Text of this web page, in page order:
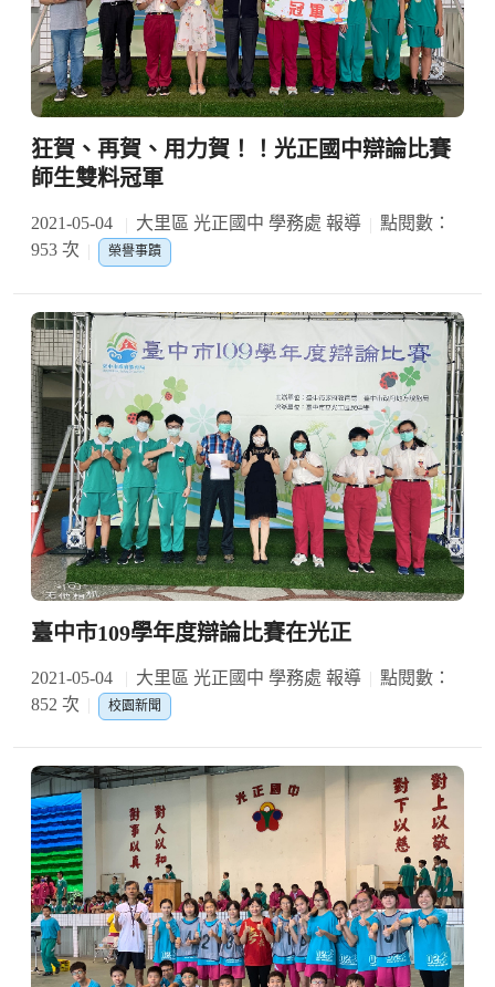
狂賀、再賀、用力賀！！光正國中辯論比賽
師生雙料冠軍
2021-05-04 大里區 光正國中 學務處 報導
點閱數：
953 次
榮譽事蹟
臺中市109學年度辯論比賽在光正
2021-05-04 大里區 光正國中 學務處 報導
點閱數：
852 次
校園新聞